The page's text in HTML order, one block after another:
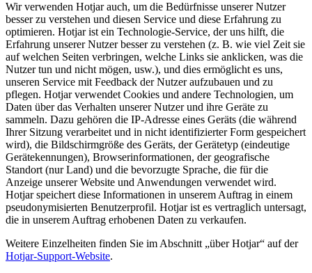
Wir verwenden Hotjar auch, um die Bedürfnisse unserer Nutzer
besser zu verstehen und diesen Service und diese Erfahrung zu
optimieren. Hotjar ist ein Technologie-Service, der uns hilft, die
Erfahrung unserer Nutzer besser zu verstehen (z. B. wie viel Zeit sie
auf welchen Seiten verbringen, welche Links sie anklicken, was die
Nutzer tun und nicht mögen, usw.), und dies ermöglicht es uns,
unseren Service mit Feedback der Nutzer aufzubauen und zu
pflegen. Hotjar verwendet Cookies und andere Technologien, um
Daten über das Verhalten unserer Nutzer und ihre Geräte zu
sammeln. Dazu gehören die IP-Adresse eines Geräts (die während
Ihrer Sitzung verarbeitet und in nicht identifizierter Form gespeichert
wird), die Bildschirmgröße des Geräts, der Gerätetyp (eindeutige
Gerätekennungen), Browserinformationen, der geografische
Standort (nur Land) und die bevorzugte Sprache, die für die
Anzeige unserer Website und Anwendungen verwendet wird.
Hotjar speichert diese Informationen in unserem Auftrag in einem
pseudonymisierten Benutzerprofil. Hotjar ist es vertraglich untersagt,
die in unserem Auftrag erhobenen Daten zu verkaufen.
Weitere Einzelheiten finden Sie im Abschnitt „über Hotjar“ auf der
Hotjar-Support-Website.